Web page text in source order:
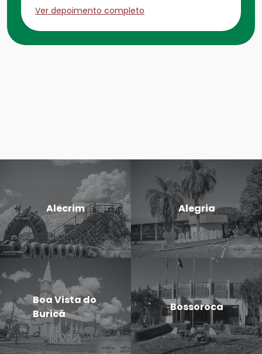
Ver depoimento completo
Alecrim Alegria
Boa Vista do
Buricá
Bossoroca